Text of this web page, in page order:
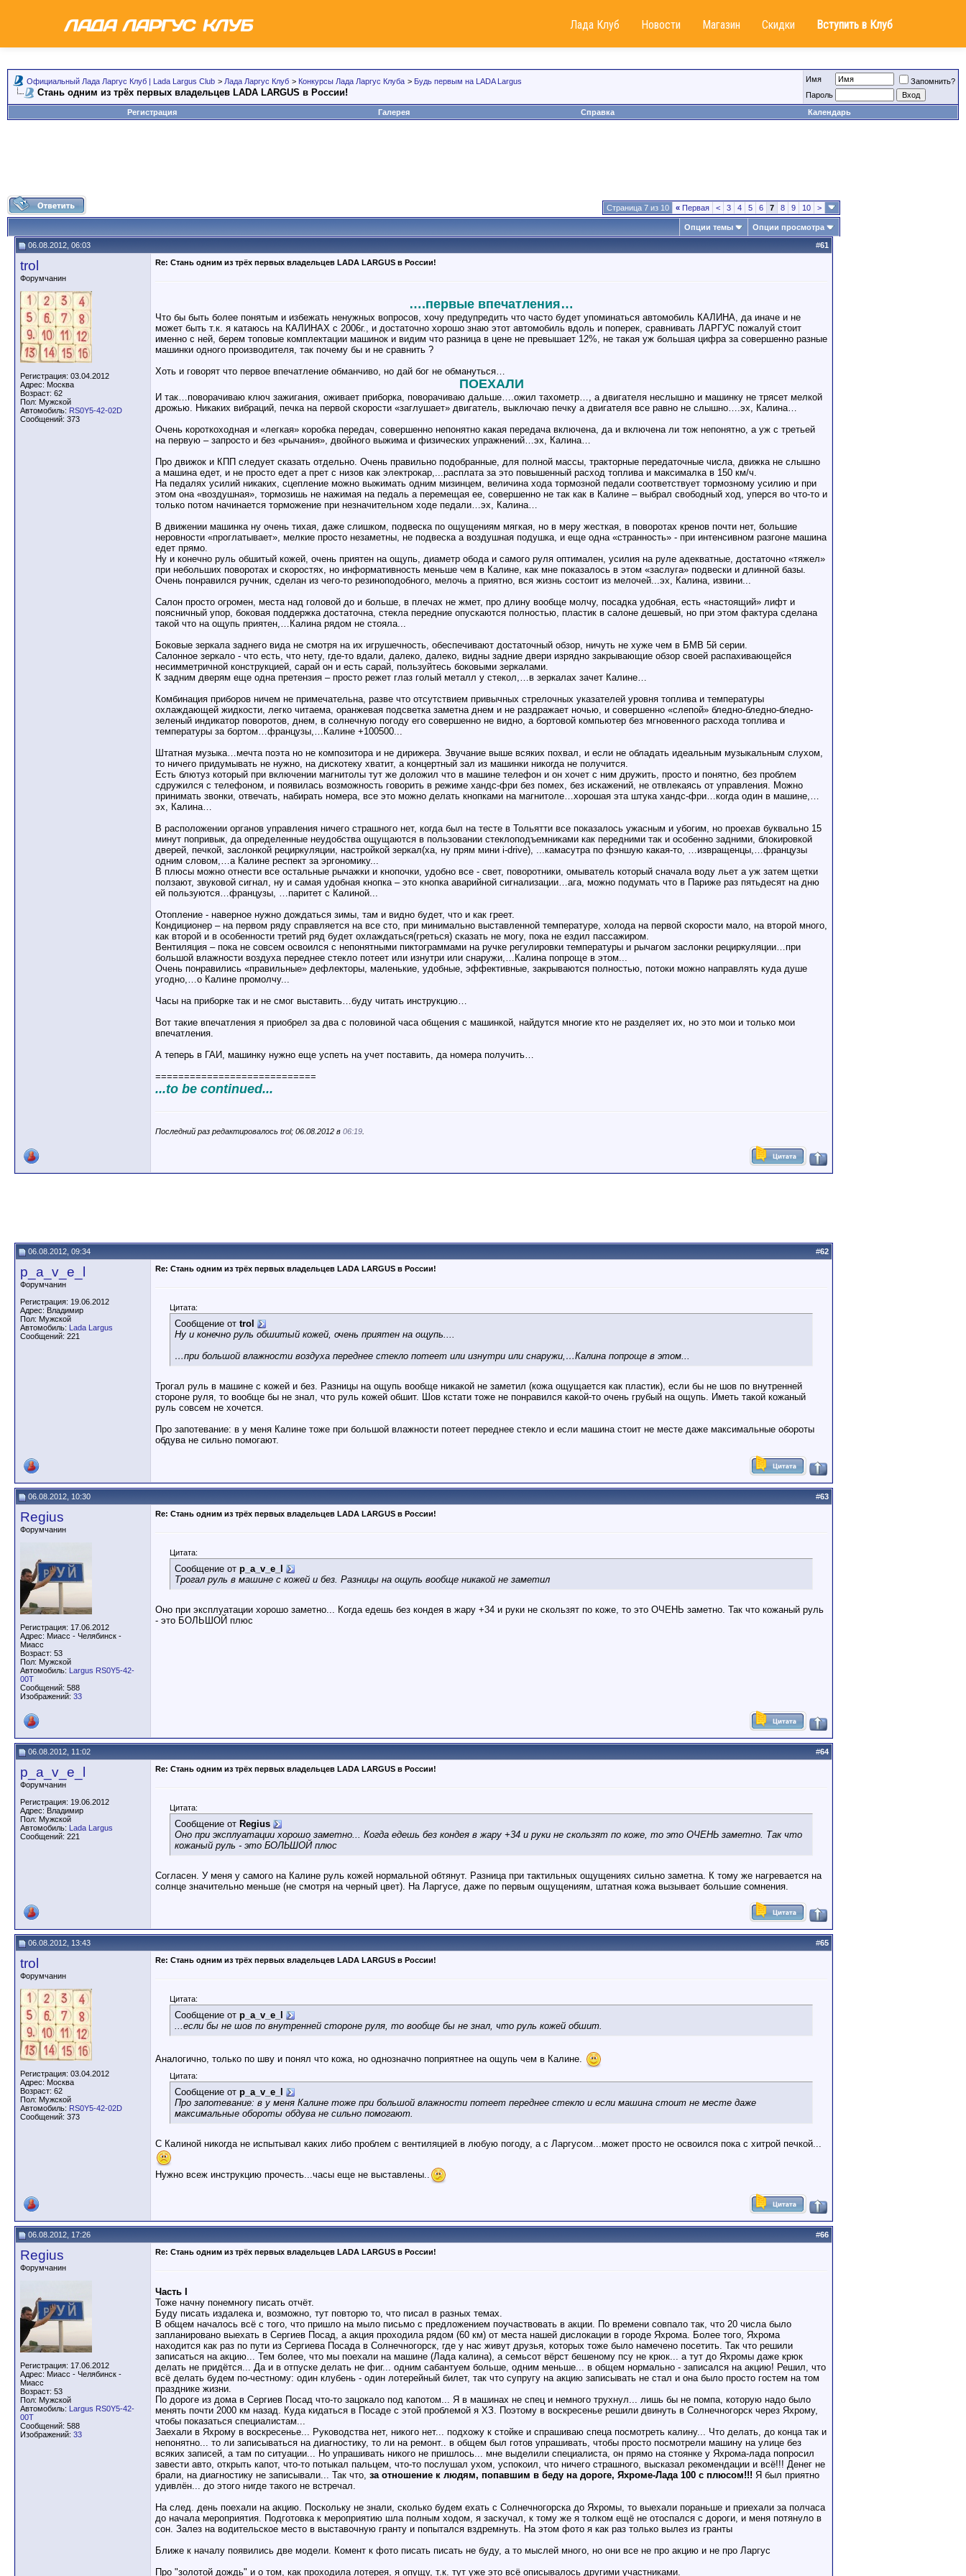
Лада Клуб Новости Магазин Скидки Вступить в Клуб
Официальный Лада Ларгус Клуб | Lada Largus Club > Лада Ларгус Клуб > Конкурсы Лада Ларгус Клуба > Будь первым на LADA Largus
Стань одним из трёх первых владельцев LADA LARGUS в России!
Имя
Запомнить?
Пароль
Регистрация
Галерея Справка Календарь
Страница 7 из 10 « Первая < 3 4 5 6 7 8 9 10 >
Опции темы Опции просмотра
06.08.2012, 06:03 #61
trol
Форумчанин
Регистрация: 03.04.2012
Адрес: Москва
Возраст: 62
Пол: Мужской
Автомобиль: RS0Y5-42-02D
Сообщений: 373
Re: Стань одним из трёх первых владельцев LADA LARGUS в России!
….первые впечатления…
Что бы быть более понятым и избежать ненужных вопросов, хочу предупредить что часто будет упоминаться автомобиль КАЛИНА, да иначе и не
может быть т.к. я катаюсь на КАЛИНАХ с 2006г., и достаточно хорошо знаю этот автомобиль вдоль и поперек, сравнивать ЛАРГУС пожалуй стоит
именно с ней, берем топовые комплектации машинок и видим что разница в цене не превышает 12%, не такая уж большая цифра за совершенно разные
машинки одного производителя, так почему бы и не сравнить ?
Хоть и говорят что первое впечатление обманчиво, но дай бог не обмануться…
ПОЕХАЛИ
И так…поворачиваю ключ зажигания, оживает приборка, поворачиваю дальше….ожил тахометр…, а двигателя неслышно и машинку не трясет мелкой
дрожью. Никаких вибраций, печка на первой скорости «заглушает» двигатель, выключаю печку а двигателя все равно не слышно….эх, Калина…
Очень короткоходная и «легкая» коробка передач, совершенно непонятно какая передача включена, да и включена ли тож непонятно, а уж с третьей
на первую – запросто и без «рычания», двойного выжима и физических упражнений…эх, Калина…
Про движок и КПП следует сказать отдельно. Очень правильно подобранные, для полной массы, тракторные передаточные числа, движка не слышно
а машина едет, и не просто едет а прет с низов как электрокар,...расплата за это повышенный расход топлива и максималка в 150 км/ч.
На педалях усилий никаких, сцепление можно выжимать одним мизинцем, величина хода тормозной педали соответствует тормозному усилию и при
этом она «воздушная», тормозишь не нажимая на педаль а перемещая ее, совершенно не так как в Калине – выбрал свободный ход, уперся во что-то и
только потом начинается торможение при незначительном ходе педали…эх, Калина…
В движении машинка ну очень тихая, даже слишком, подвеска по ощущениям мягкая, но в меру жесткая, в поворотах кренов почти нет, большие
неровности «проглатывает», мелкие просто незаметны, не подвеска а воздушная подушка, и еще одна «странность» - при интенсивном разгоне машина
едет прямо.
Ну и конечно руль обшитый кожей, очень приятен на ощупь, диаметр обода и самого руля оптимален, усилия на руле адекватные, достаточно «тяжел»
при небольших поворотах и скоростях, но информативность меньше чем в Калине, как мне показалось в этом «заслуга» подвески и длинной базы.
Очень понравился ручник, сделан из чего-то резиноподобного, мелочь а приятно, вся жизнь состоит из мелочей...эх, Калина, извини...
Салон просто огромен, места над головой до и больше, в плечах не жмет, про длину вообще молчу, посадка удобная, есть «настоящий» лифт и
поясничный упор, боковая поддержка достаточна, стекла передние опускаются полностью, пластик в салоне дешевый, но при этом фактура сделана
такой что на ощупь приятен,…Калина рядом не стояла...
Боковые зеркала заднего вида не смотря на их игрушечность, обеспечивают достаточный обзор, ничуть не хуже чем в БМВ 5й серии.
Салонное зеркало - что есть, что нету, где-то вдали, далеко, далеко, видны задние двери изрядно закрывающие обзор своей распахивающейся
несимметричной конструкцией, сарай он и есть сарай, пользуйтесь боковыми зеркалами.
К задним дверям еще одна претензия – просто режет глаз голый металл у стекол,…в зеркалах зачет Калине…
Комбинация приборов ничем не примечательна, разве что отсутствием привычных стрелочных указателей уровня топлива и температуры
охлаждающей жидкости, легко читаема, оранжевая подсветка заметна днем и не раздражает ночью, и совершенно «слепой» бледно-бледно-бледно-
зеленый индикатор поворотов, днем, в солнечную погоду его совершенно не видно, а бортовой компьютер без мгновенного расхода топлива и
температуры за бортом…французы,…Калине +100500...
Штатная музыка…мечта поэта но не композитора и не дирижера. Звучание выше всяких похвал, и если не обладать идеальным музыкальным слухом,
то ничего придумывать не нужно, на дискотеку хватит, а концертный зал из машинки никогда не получится.
Есть блютуз который при включении магнитолы тут же доложил что в машине телефон и он хочет с ним дружить, просто и понятно, без проблем
сдружился с телефоном, и появилась возможность говорить в режиме хандс-фри без помех, без искажений, не отвлекаясь от управления. Можно
принимать звонки, отвечать, набирать номера, все это можно делать кнопками на магнитоле…хорошая эта штука хандс-фри…когда один в машине,…
эх, Калина…
В расположении органов управления ничего страшного нет, когда был на тесте в Тольятти все показалось ужасным и убогим, но проехав буквально 15
минут попривык, да определенные неудобства ощущаются в пользовании стеклоподъемниками как передними так и особенно задними, блокировкой
дверей, печкой, заслонкой рециркуляции, настройкой зеркал(ха, ну прям мини i-drive), ...камасутра по фэншую какая-то, …извращенцы,…французы
одним словом,…а Калине респект за эргономику...
В плюсы можно отнести все остальные рычажки и кнопочки, удобно все - свет, поворотники, омыватель который сначала воду льет а уж затем щетки
ползают, звуковой сигнал, ну и самая удобная кнопка – это кнопка аварийной сигнализации…ага, можно подумать что в Париже раз пятьдесят на дню
ей пользуются…французы, …паритет с Калиной...
Отопление - наверное нужно дождаться зимы, там и видно будет, что и как греет.
Кондиционер – на первом ряду справляется на все сто, при минимально выставленной температуре, холода на первой скорости мало, на второй много,
как второй и в особенности третий ряд будет охлаждаться(греться) сказать не могу, пока не ездил пассажиром.
Вентиляция – пока не совсем освоился с непонятными пиктограммами на ручке регулировки температуры и рычагом заслонки рециркуляции…при
большой влажности воздуха переднее стекло потеет или изнутри или снаружи,…Калина попроще в этом...
Очень понравились «правильные» дефлекторы, маленькие, удобные, эффективные, закрываются полностью, потоки можно направлять куда душе
угодно,…о Калине промолчу...
Часы на приборке так и не смог выставить…буду читать инструкцию…
Вот такие впечатления я приобрел за два с половиной часа общения с машинкой, найдутся многие кто не разделяет их, но это мои и только мои
впечатления.
А теперь в ГАИ, машинку нужно еще успеть на учет поставить, да номера получить…
============================
...to be continued...
Последний раз редактировалось trol; 06.08.2012 в 06:19
06.08.2012, 09:34 #62
p_a_v_e_l
Форумчанин
Регистрация: 19.06.2012
Адрес: Владимир
Пол: Мужской
Автомобиль: Lada Largus
Сообщений: 221
Re: Стань одним из трёх первых владельцев LADA LARGUS в России!
Цитата:
Сообщение от trol
Ну и конечно руль обшитый кожей, очень приятен на ощупь....
…при большой влажности воздуха переднее стекло потеет или изнутри или снаружи,…Калина попроще в этом...
Трогал руль в машине с кожей и без. Разницы на ощупь вообще никакой не заметил (кожа ощущается как пластик), если бы не шов по внутренней
стороне руля, то вообще бы не знал, что руль кожей обшит. Шов кстати тоже не понравился какой-то очень грубый на ощупь. Иметь такой кожаный
руль совсем не хочется.
Про запотевание: в у меня Калине тоже при большой влажности потеет переднее стекло и если машина стоит не месте даже максимальные обороты
обдува не сильно помогают.
06.08.2012, 10:30 #63
Regius
Форумчанин
Регистрация: 17.06.2012
Адрес: Миасс - Челябинск -
Миасс
Возраст: 53
Пол: Мужской
Автомобиль: Largus RS0Y5-42-
00T
Сообщений: 588
Изображений: 33
Re: Стань одним из трёх первых владельцев LADA LARGUS в России!
Цитата:
Сообщение от p_a_v_e_l
Трогал руль в машине с кожей и без. Разницы на ощупь вообще никакой не заметил
Оно при эксплуатации хорошо заметно... Когда едешь без кондея в жару +34 и руки не скользят по коже, то это ОЧЕНЬ заметно. Так что кожаный руль
- это БОЛЬШОЙ плюс
06.08.2012, 11:02 #64
p_a_v_e_l
Форумчанин
Регистрация: 19.06.2012
Адрес: Владимир
Пол: Мужской
Автомобиль: Lada Largus
Сообщений: 221
Re: Стань одним из трёх первых владельцев LADA LARGUS в России!
Цитата:
Сообщение от Regius
Оно при эксплуатации хорошо заметно... Когда едешь без кондея в жару +34 и руки не скользят по коже, то это ОЧЕНЬ заметно. Так что
кожаный руль - это БОЛЬШОЙ плюс
Согласен. У меня у самого на Калине руль кожей нормальной обтянут. Разница при тактильных ощущениях сильно заметна. К тому же нагревается на
солнце значительно меньше (не смотря на черный цвет). На Ларгусе, даже по первым ощущениям, штатная кожа вызывает большие сомнения.
06.08.2012, 13:43 #65
trol
Форумчанин
Регистрация: 03.04.2012
Адрес: Москва
Возраст: 62
Пол: Мужской
Автомобиль: RS0Y5-42-02D
Сообщений: 373
Re: Стань одним из трёх первых владельцев LADA LARGUS в России!
Цитата:
Сообщение от p_a_v_e_l
...если бы не шов по внутренней стороне руля, то вообще бы не знал, что руль кожей обшит.
Аналогично, только по шву и понял что кожа, но однозначно поприятнее на ощупь чем в Калине.
Цитата:
Сообщение от p_a_v_e_l
Про запотевание: в у меня Калине тоже при большой влажности потеет переднее стекло и если машина стоит не месте даже
максимальные обороты обдува не сильно помогают.
С Калиной никогда не испытывал каких либо проблем с вентиляцией в любую погоду, а с Ларгусом...может просто не освоился пока с хитрой печкой...
Нужно всеж инструкцию прочесть...часы еще не выставлены..
06.08.2012, 17:26 #66
Regius
Форумчанин
Регистрация: 17.06.2012
Адрес: Миасс - Челябинск -
Миасс
Возраст: 53
Пол: Мужской
Автомобиль: Largus RS0Y5-42-
00T
Сообщений: 588
Изображений: 33
Re: Стань одним из трёх первых владельцев LADA LARGUS в России!
Часть I
Тоже начну понемногу писать отчёт.
Буду писать издалека и, возможно, тут повторю то, что писал в разных темах.
В общем началось всё с того, что пришло на мыло письмо с предложением поучаствовать в акции. По времени совпало так, что 20 числа было
запланировано выехать в Сергиев Посад, а акция проходила рядом (60 км) от места нашей дислокации в городе Яхрома. Более того, Яхрома
находится как раз по пути из Сергиева Посада в Солнечногорск, где у нас живут друзья, которых тоже было намечено посетить. Так что решили
записаться на акцию... Тем более, что мы поехали на машине (Лада калина), а семьсот вёрст бешеному псу не крюк... а тут до Яхромы даже крюк
делать не придётся... Да и в отпуске делать не фиг... одним сабантуем больше, одним меньше... в общем нормально - записался на акцию! Решил, что
всё делать будем по-честному: один клубень - один лотерейный билет, так что супругу на акцию записывать не стал и она было просто гостем на том
празднике жизни.
По дороге из дома в Сергиев Посад что-то зацокало под капотом... Я в машинах не спец и немного трухнул... лишь бы не помпа, которую надо было
менять почти 2000 км назад. Куда кидаться в Посаде с этой проблемой я ХЗ. Поэтому в воскресенье решили двинуть в Солнечногорск через Яхрому,
чтобы показаться специалистам...
Заехали в Яхрому в воскресенье... Руководства нет, никого нет... подхожу к стойке и спрашиваю спеца посмотреть калину... Что делать, до конца так и
непонятно... то ли записываться на диагностику, то ли на ремонт.. в общем был готов упрашивать, чтобы просто посмотрели машину на улице без
всяких записей, а там по ситуации... Но упрашивать никого не пришлось... мне выделили специалиста, он прямо на стоянке у Яхрома-лада попросил
завести авто, открыть капот, что-то потыкал пальцем, что-то послушал ухом, успокоил, что ничего страшного, высказал рекомендации и всё!!! Денег не
брали, на диагностику не записывали... Так что, за отношение к людям, попавшим в беду на дороге, Яхроме-Лада 100 с плюсом!!! Я был приятно
удивлён... до этого нигде такого не встречал.
На след. день поехали на акцию. Поскольку не знали, сколько будем ехать с Солнечногорска до Яхромы, то выехали пораньше и приехали за полчаса
до начала мероприятия. Подготовка к мероприятию шла полным ходом, я заскучал, к тому же я толком ещё не отоспался с дороги, и меня потянуло в
сон. Залез на водительское место в выставочную гранту и попытался вздремнуть. На этом фото я как раз только вылез из гранты
Ближе к началу появились две модели. Комент к фото писать писать не буду, а то мыслей много, но они все не про акцию и не про Ларгус
Про "золотой дождь" и о том, как проходила лотерея, я опущу, т.к. тут уже это всё описывалось другими участниками.